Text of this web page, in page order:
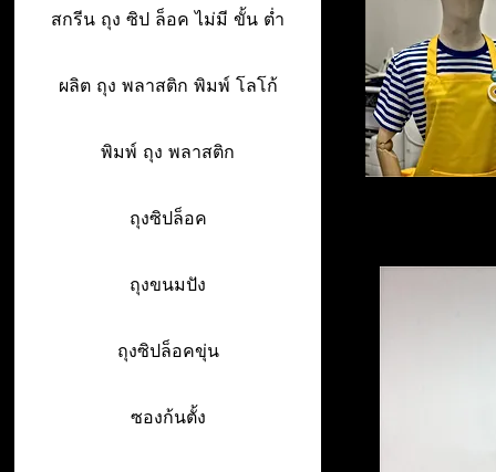
สกรีน ถุง ซิป ล็อค ไม่มี ขั้น ต่ำ
ผลิต ถุง พลาสติก พิมพ์ โลโก้
พิมพ์ ถุง พลาสติก
ถุงซิปล็อค
ถุงขนมปัง
ถุงซิปล็อคขุ่น
ซองก้นตั้ง